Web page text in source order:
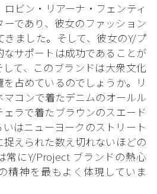
ビン・リアーナ・フェンティ
であり、彼女のファッション
ました。そして、彼女のY/プ
サポートは成功であることが
て、このブランドは大衆文化
占めているのでしょうか。リ
マコンで着たデニムのオールル
ェラで着たブラウンのスエード
はニューヨークのストリート
えられた数え切れないほどの
常にY/Project ブランドの熱心
精神を最もよく体現していま